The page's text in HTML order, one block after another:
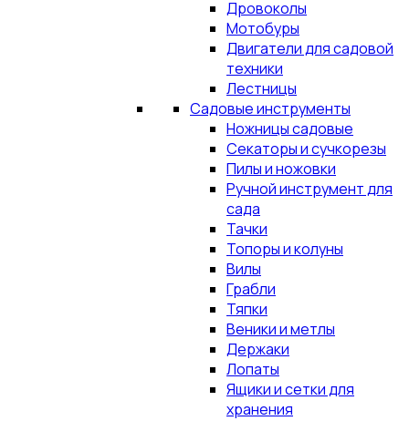
Дровоколы
Мотобуры
Двигатели для садовой
техники
Лестницы
Садовые инструменты
Ножницы садовые
Секаторы и сучкорезы
Пилы и ножовки
Ручной инструмент для
сада
Тачки
Топоры и колуны
Вилы
Грабли
Тяпки
Веники и метлы
Держаки
Лопаты
Ящики и сетки для
хранения